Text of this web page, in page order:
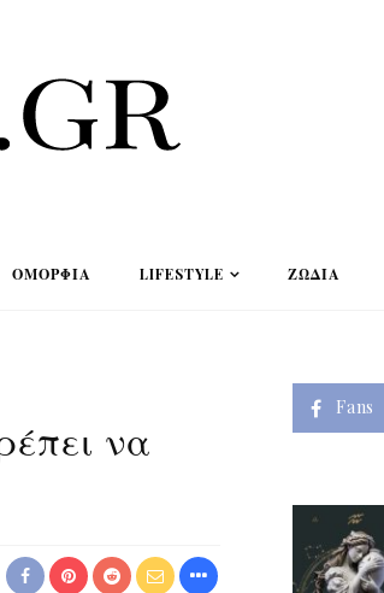
ΟΜΟΡΦΙΆ LIFESTYLE ΖΏΔΙΑ
να
Fans